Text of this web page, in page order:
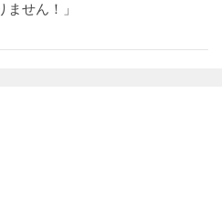
ません！」